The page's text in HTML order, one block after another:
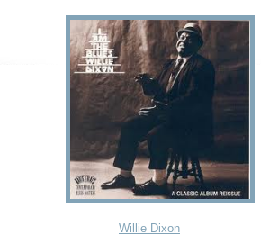
Willie Dixon